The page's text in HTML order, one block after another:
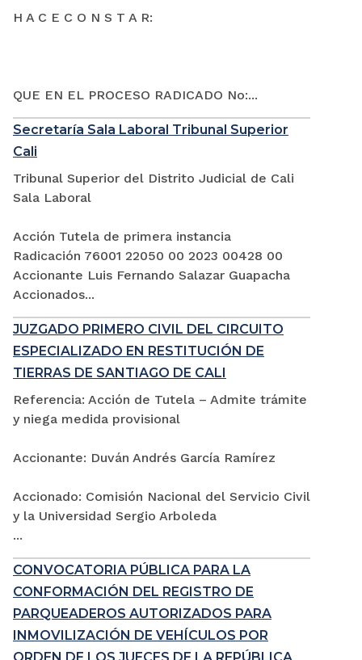
H A C E C O N S T A R:
QUE EN EL PROCESO RADICADO No:...
Secretaría Sala Laboral Tribunal Superior
Cali
Tribunal Superior del Distrito Judicial de Cali
Sala Laboral
Acción Tutela de primera instancia
Radicación 76001 22050 00 2023 00428 00
Accionante Luis Fernando Salazar Guapacha
Accionados...
JUZGADO PRIMERO CIVIL DEL CIRCUITO
ESPECIALIZADO EN RESTITUCIÓN DE
TIERRAS DE SANTIAGO DE CALI
Referencia: Acción de Tutela – Admite trámite
y niega medida provisional
Accionante: Duván Andrés García Ramírez
Accionado: Comisión Nacional del Servicio Civil
y la Universidad Sergio Arboleda
...
CONVOCATORIA PÚBLICA PARA LA
CONFORMACIÓN DEL REGISTRO DE
PARQUEADEROS AUTORIZADOS PARA
INMOVILIZACIÓN DE VEHÍCULOS POR